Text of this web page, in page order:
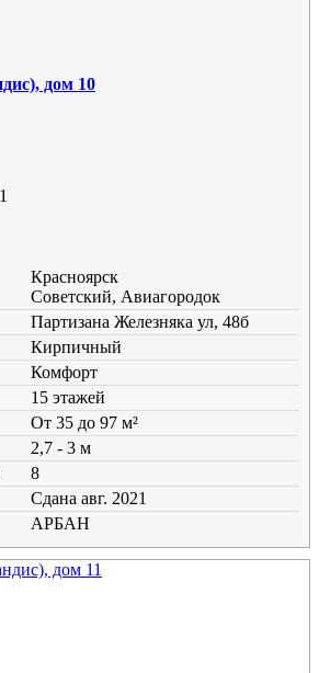
дом 10
Красноярск
Советский, Авиагородок
Партизана Железняка ул, 48б
Кирпичный
Комфорт
15 этажей
От 35 до 97 м²
2,7 - 3 м
8
Cдана авг. 2021
АРБАН